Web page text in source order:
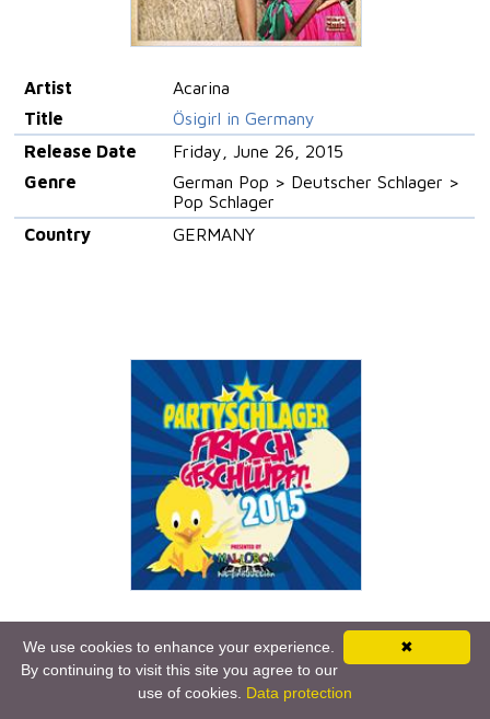
Artist
Acarina
Title
Ösigirl in Germany
Release Date
Friday, June 26, 2015
Genre
German Pop > Deutscher Schlager >
Pop Schlager
Country
GERMANY
Title
Partyschlager - frisch geschlüpft!
2015
✖
We use cookies to enhance your experience.
By continuing to visit this site you agree to our
use of cookies. Data protection